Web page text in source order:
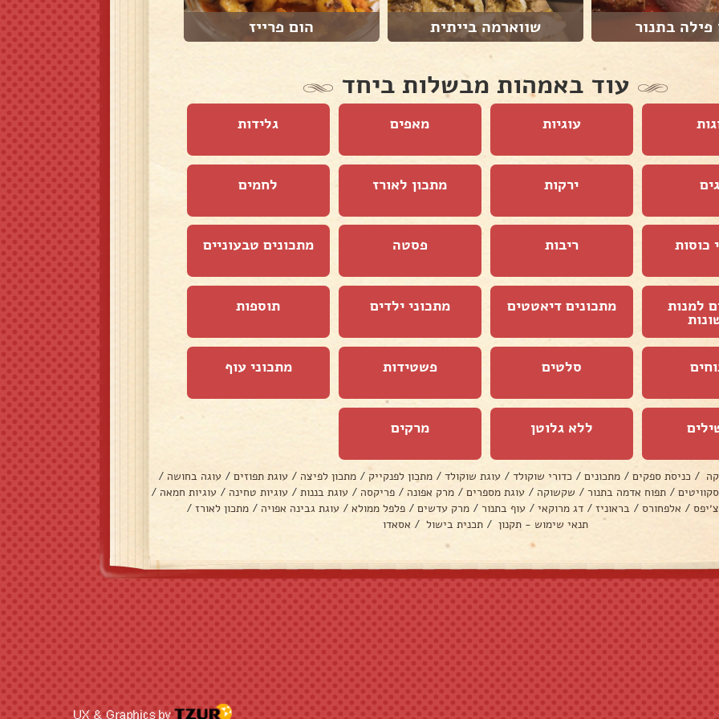
פילה בתנור שווארמה בייתית הום פרייז
עוד באמהות מבשלות ביחד
עוגיות מאפים גלידות
ירקות מתכון לאורז לחמים
כוסות ריבות פסטה מתכונים טבעוניים
למנות מתכונים דיאטטים מתכוני ילדים תוספות
סלטים פשטידות מתכוני עוף
ללא גלוטן מרקים
/ כניסת ספקים / מתכונים / כדורי שוקולד / עוגת שוקולד / מתכון לפנקייק / מתכון לפיצה / עוגת תפוזים / עוגה בחושה /
/ תפוח אדמה בתנור / שקשוקה / עוגת מספרים / מרק אפונה / פריקסה / עוגת בננות / עוגיות טחינה / עוגיות חמאה /
/ אלפחורס / בראוניז / דג מרוקאי / עוף בתנור / מרק עדשים / פלפל ממולא / עוגת גבינה אפויה / מתכון לאורז /
תנאי שימוש - תקנון / תכנית בישול / אסאדו